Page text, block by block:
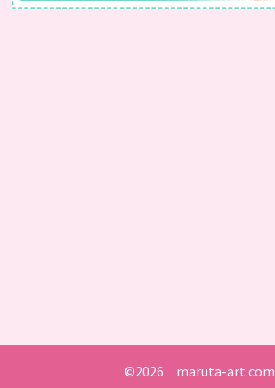
©2026 maruta-art.com